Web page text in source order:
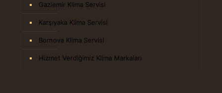
Gaziemir Klima Servisi
Karşıyaka Klima Servisi
Bornova Klima Servisi
Hizmet Verdiğimiz Klima Markaları